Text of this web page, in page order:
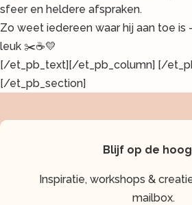
sfeer en heldere afspraken.
Zo weet iedereen waar hij aan toe
leuk ✂️☕💛
[/et_pb_text][/et_pb_column] [/
[/et_pb_section]
Blijf op de
Inspiratie, workshops &
mailbox.